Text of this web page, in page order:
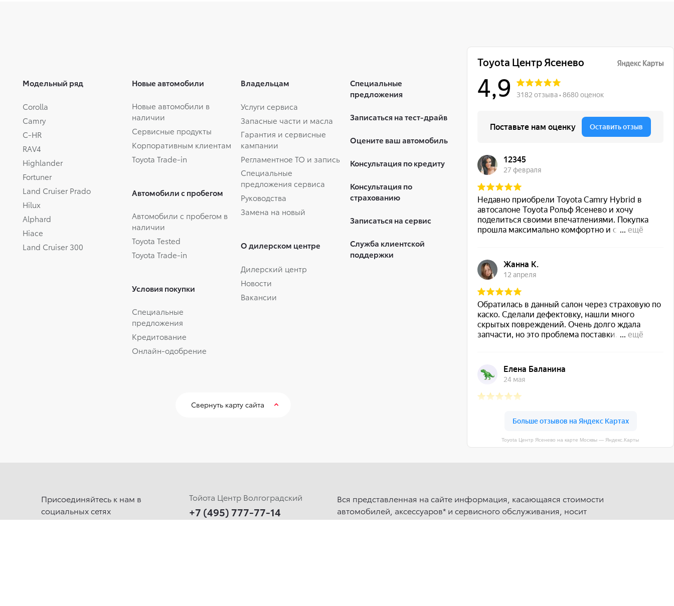
Модельный ряд
Corolla
Camry
C-HR
RAV4
Highlander
Fortuner
Land Cruiser Prado
Hilux
Alphard
Hiace
Land Cruiser 300
Новые автомобили
Новые автомобили в
наличии
Сервисные продукты
Корпоративным клиентам
Toyota Trade-in
Автомобили с пробегом
Автомобили с пробегом в
наличии
Toyota Tested
Toyota Trade-in
Условия покупки
Специальные
предложения
Кредитование
Онлайн-одобрение
Владельцам
Услуги сервиса
Запасные части и масла
Гарантия и сервисные
кампании
Регламентное ТО и запись
Специальные
предложения сервиса
Руководства
Замена на новый
О дилерском центре
Дилерский центр
Новости
Вакансии
Специальные
предложения
Записаться на тест-драйв
Оцените ваш автомобиль
Консультация по кредиту
Консультация по
страхованию
Записаться на сервис
Служба клиентской
поддержки
Свернуть карту сайта
Toyota Центр Ясенево на карте Москвы — Яндекс.Карты
Присоединяйтесь к нам в
социальных сетях
Тойота Центр Волгоградский
+7 (495) 777-77-14
Вся представленная на сайте информация, касающаяся стоимости
автомобилей, аксессуаров* и сервисного обслуживания, носит
информационный характер и не является публичной офертой,